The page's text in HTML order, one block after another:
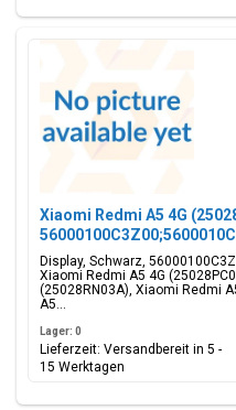
Xiaomi Redmi A5 4G
Display, Schwarz,
Xiaomi Redmi A5 4G
(25028RN03A), Xiaomi Redmi
A5...
Lager: 0
Lieferzeit: Versandbereit in 5 -
15 Werktagen